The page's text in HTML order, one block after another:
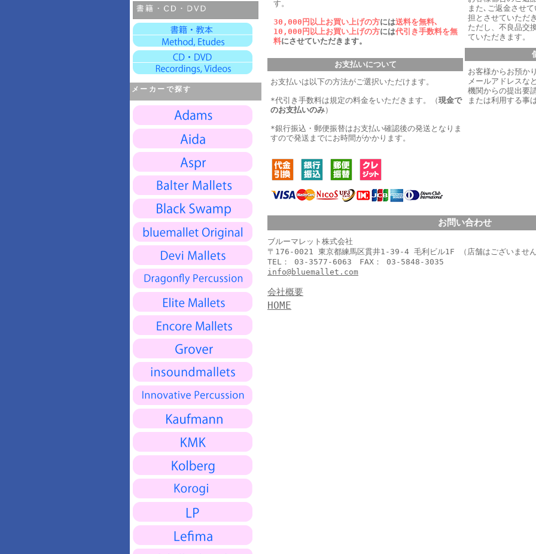
メーカーで探す
す。
30,000円以上お買い上げの方には送料を無料､
10,000円以上お買い上げの方には代引き手数料を無
料にさせていただきます。
お支払いについて
お支払いは以下の方法がご選択いただけます。
*代引き手数料は規定の料金をいただきます。 （現金で
のお支払いのみ）
*銀行振込・郵便振替はお支払い確認後の発送となりま
すので発送までにお時間がかかります。
また､ご返金させ
担とさせていただ
ただし、不良品交
ていただきます。
お客様からお預か
メールアドレスな
機関からの提出要
または利用する事
お問い合わせ
ブルーマレット株式会社
〒176-0021 東京都練馬区貫井1-39-4 毛利ビル1F （店舗はございませ
TEL： 03-3577-6063 FAX： 03-5848-3035
info@bluemallet.com
会社概要
HOME